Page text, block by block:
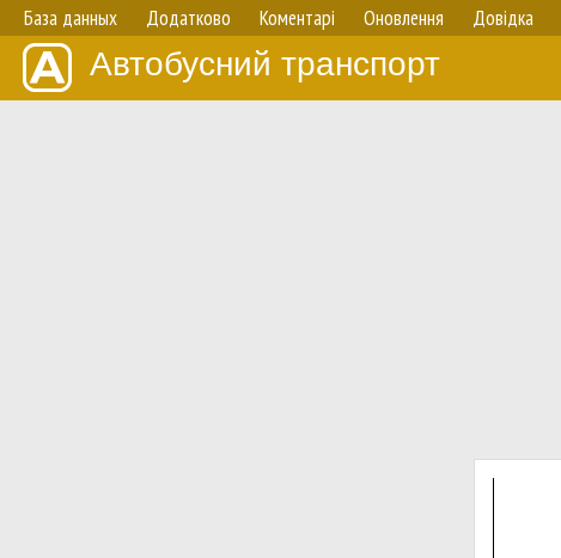
База данных Додатково Коментарі Оновлення Довідка
Автобусний транспорт